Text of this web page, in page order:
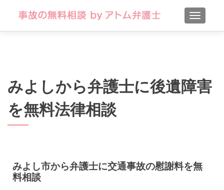
みよしから弁護士に後遺障害
を無料法律相談
みよし市から弁護士に交通事故の慰謝料を無
料相談